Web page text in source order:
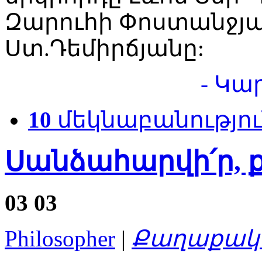
Զարուհի
Ստ.Դեմիրճյանը:
-
10
Սանձահարվի՛ր,
03 03
Philosopher |